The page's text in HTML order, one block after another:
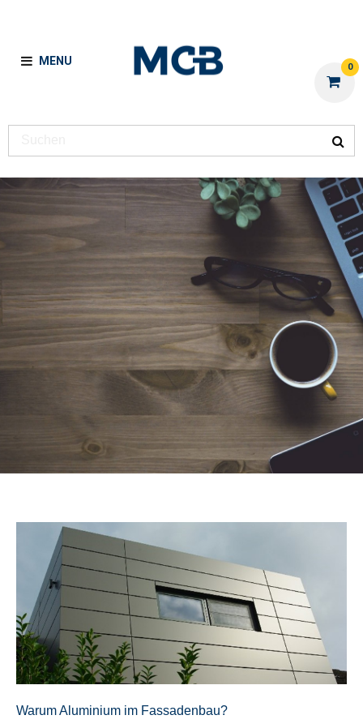
MENU 0
Warum Aluminium im Fassadenbau?